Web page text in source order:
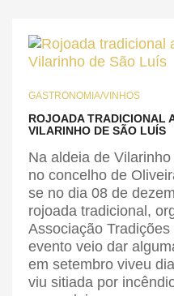
GASTRONOMIA/VINHOS
ROJOADA TRADICIONAL
VILARINHO DE SÃO LUÍS
Na aldeia de
no concelho de
se no dia 08 de
rojoada tradicional,
Associação
evento veio dar
em setembro viveu
viu sitiada por